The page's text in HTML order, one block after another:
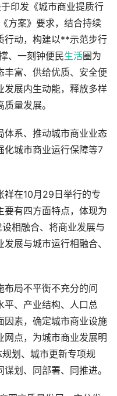
印发《城市商业提质行
方案》要求，结合持续
行动，构建以**示范步行
、一刻钟便民生活圈为
丰富、供给优质、安全便
发展内生动能，释放多样
量发展。
系、推动城市商业业态
化城市商业运行保障等7
在10月29日举行的专
要有四方面特点，体现为
相融合、将商业发展与
展与城市运行相融合、
局不平衡不充分的问
平、产业结构、人口总
因素，确定城市商业设施
点，为城市商业发展明
划、城市更新专项规
划、同部署、同推进。